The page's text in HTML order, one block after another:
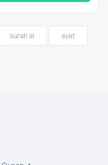
surah al ayat